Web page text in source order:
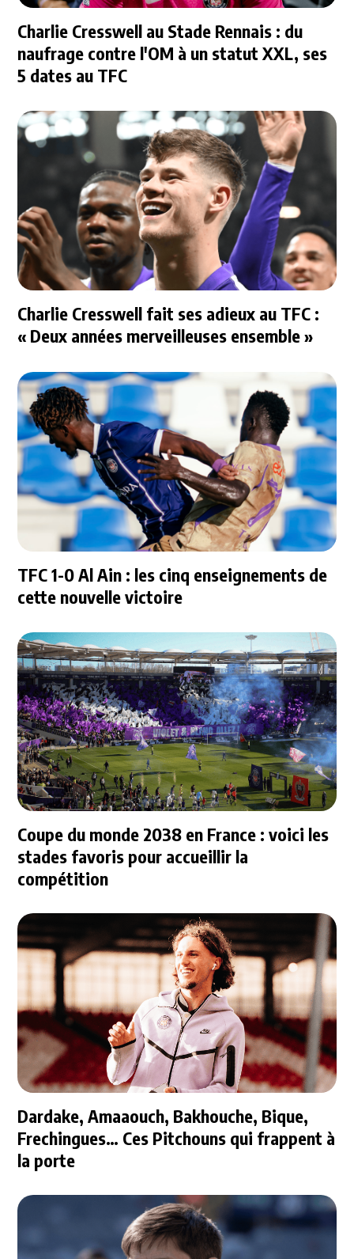
Charlie Cresswell au Stade Rennais : du
naufrage contre l'OM à un statut XXL, ses
5 dates au TFC
Charlie Cresswell fait ses adieux au TFC :
« Deux années merveilleuses ensemble »
TFC 1-0 Al Ain : les cinq enseignements de
cette nouvelle victoire
Coupe du monde 2038 en France : voici les
stades favoris pour accueillir la
compétition
Dardake, Amaaouch, Bakhouche, Bique,
Frechingues… Ces Pitchouns qui frappent à
la porte